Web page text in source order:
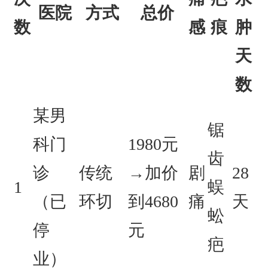
数
医院 方式 总价
感 痕 肿
天
数
1
某男
科门
诊
（已
停
业）
传统
环切
1980元
→加价
到4680
元
剧
痛
锯
齿
蜈
蚣
疤
28
天